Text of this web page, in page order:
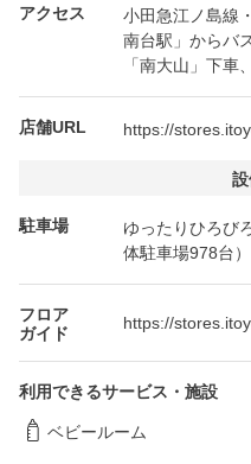
アクセス
小田急江ノ島線
南台駅」からバ
「南大山」下車
店舗URL https://
設
駐車場
ゆったりひろび
体駐車場978台
フロア
ガイド
https://
利用できるサービス・施設
ベビールーム